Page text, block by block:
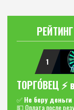
1
ТОРГО́ВЕЦ ⚡️
✅Не беру
💵 Оплата после